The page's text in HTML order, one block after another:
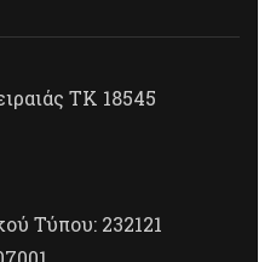
ΤΚ 18545
Τύπου: 232121